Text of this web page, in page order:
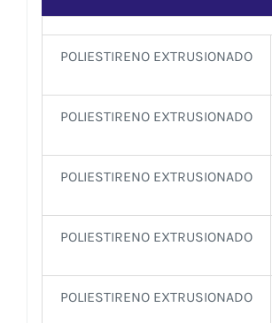
POLIESTIRENO EXTRUSIONADO
POLIESTIRENO EXTRUSIONADO
POLIESTIRENO EXTRUSIONADO
POLIESTIRENO EXTRUSIONADO
POLIESTIRENO EXTRUSIONADO